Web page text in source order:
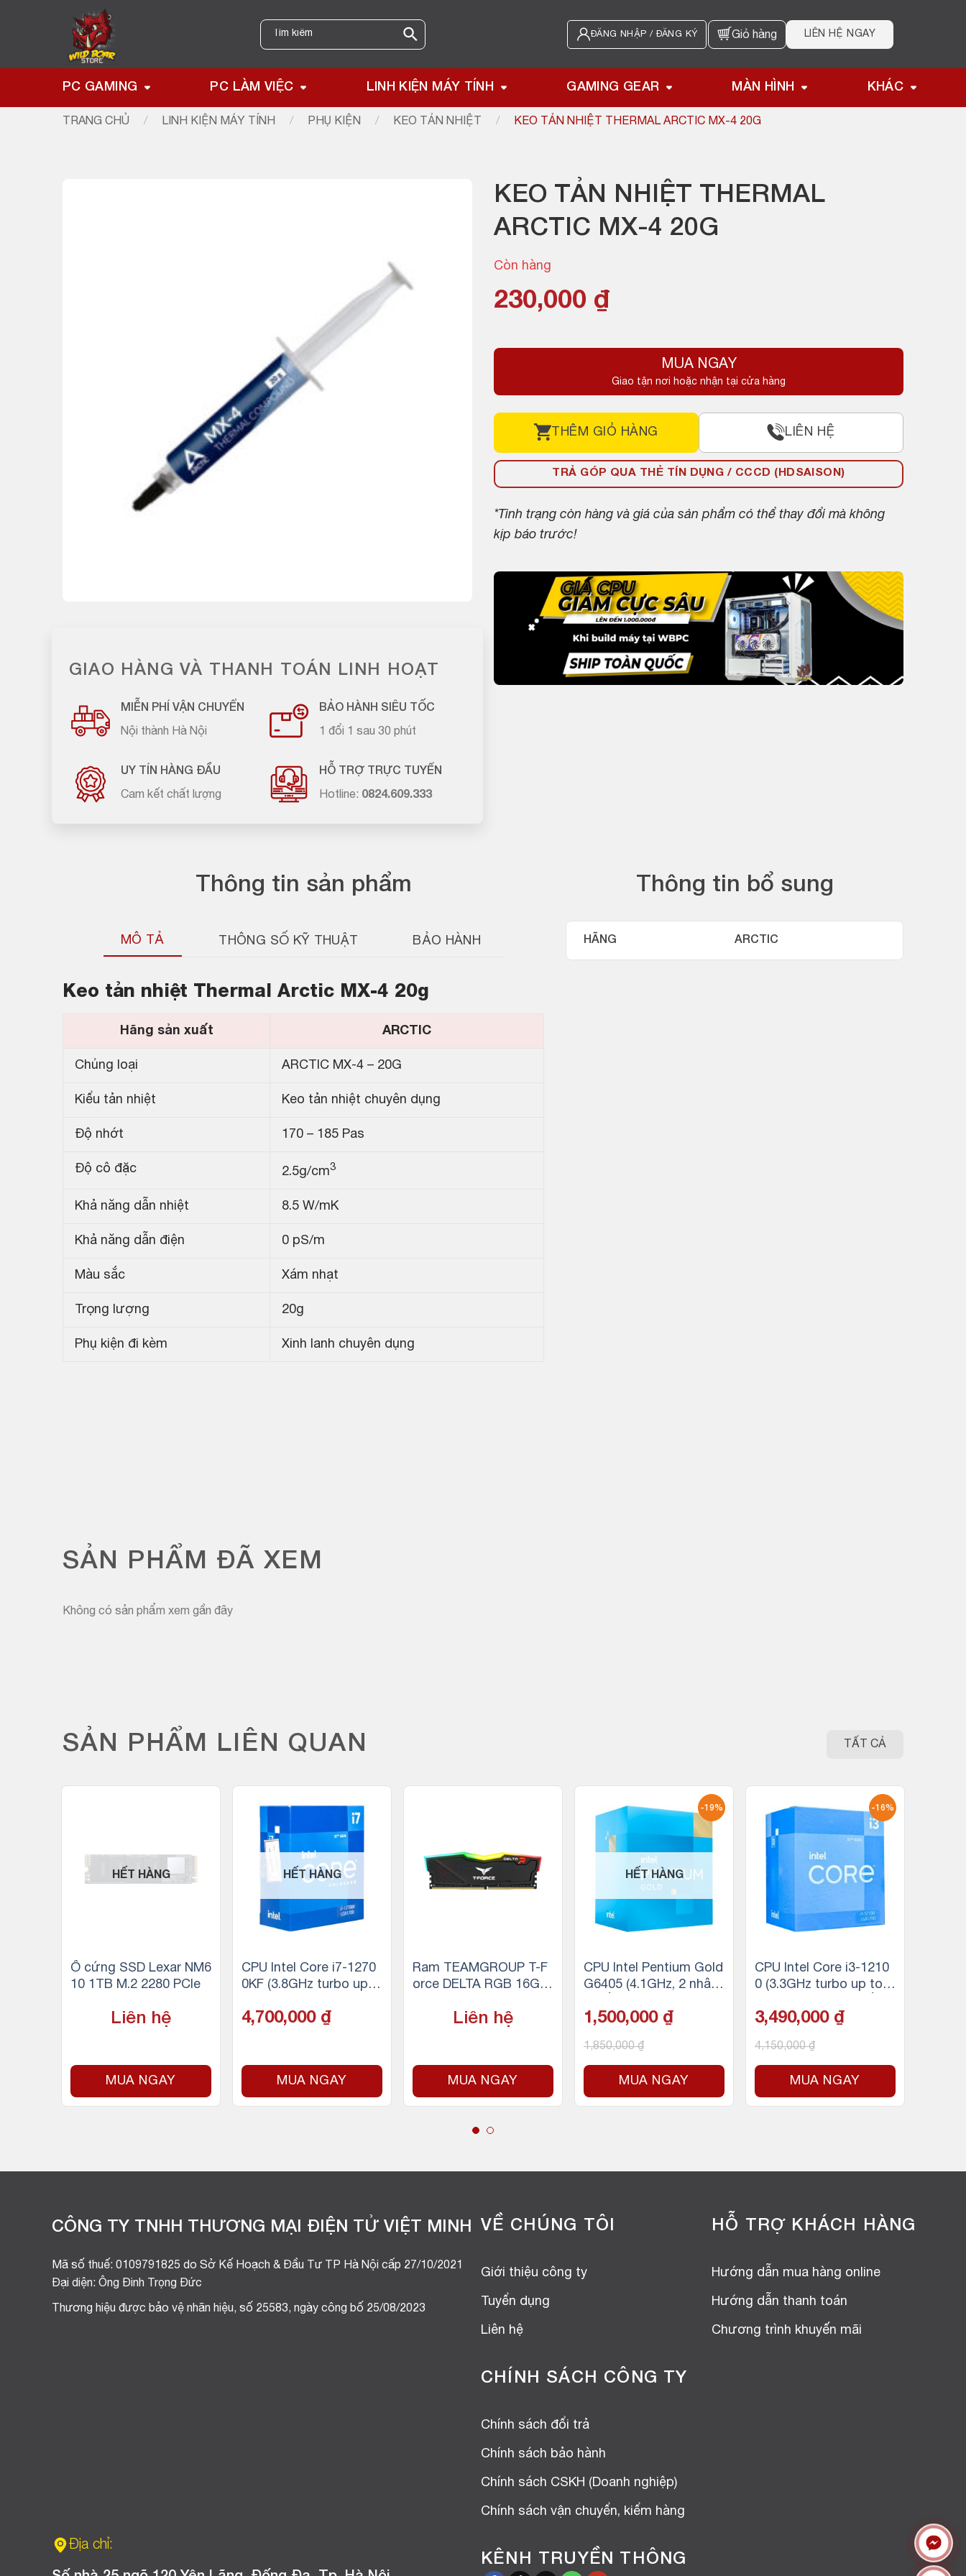
Tìm
kiếm:
ĐĂNG NHẬP / ĐĂNG KÝ Giỏ hàng LIÊN HỆ NGAY
PC GAMING PC LÀM VIỆC LINH KIỆN MÁY TÍNH GAMING GEAR MÀN HÌNH KHÁC
TRANG CHỦ / LINH KIỆN MÁY TÍNH / PHỤ KIỆN / KEO TẢN NHIỆT / KEO TẢN NHIỆT THERMAL ARCTIC MX-4 20G
GIAO HÀNG VÀ THANH TOÁN LINH HOẠT
MIỄN PHÍ VẬN CHUYỂN
Nội thành Hà Nội
BẢO HÀNH SIÊU TỐC
1 đổi 1 sau 30 phút
UY TÍN HÀNG ĐẦU
Cam kết chất lượng
HỖ TRỢ TRỰC TUYẾN
Hotline: 0824.609.333
KEO TẢN NHIỆT THERMAL
ARCTIC MX-4 20G
Còn hàng
230,000 ₫
MUA NGAY
Giao tận nơi hoặc nhận tại cửa hàng
THÊM GIỎ HÀNG LIÊN HỆ
TRẢ GÓP QUA THẺ TÍN DỤNG / CCCD (HDSAISON)
*Tình trạng còn hàng và giá của sản phẩm có thể thay đổi mà không
kịp báo trước!
Thông tin sản phẩm
MÔ TẢ THÔNG SỐ KỸ THUẬT BẢO HÀNH
Keo tản nhiệt Thermal Arctic MX-4 20g
Hãng sản xuất ARCTIC
Chủng loại ARCTIC MX-4 – 20G
Kiểu tản nhiệt Keo tản nhiệt chuyên dụng
Độ nhớt 170 – 185 Pas
Độ cô đặc 2.5g/cm3
Khả năng dẫn nhiệt 8.5 W/mK
Khả năng dẫn điện 0 pS/m
Màu sắc Xám nhạt
Trọng lượng 20g
Phụ kiện đi kèm Xinh lanh chuyên dụng
Thông tin bổ sung
HÃNG ARCTIC
SẢN PHẨM ĐÃ XEM
Không có sản phẩm xem gần đây
SẢN PHẨM LIÊN QUAN TẤT CẢ
HẾT HÀNG
Ổ cứng SSD Lexar NM6
10 1TB M.2 2280 PCIe
Liên hệ
MUA NGAY
HẾT HÀNG
CPU Intel Core i7-1270
0KF (3.8GHz turbo up t
ồng, 25MB Cache, 125
4,700,000 ₫
MUA NGAY
Ram TEAMGROUP T-F
orce DELTA RGB 16GB
Liên hệ
MUA NGAY
-19%
HẾT HÀNG
CPU Intel Pentium Gold
G6405 (4.1GHz, 2 nhân
W) – Socket Intel LGA 1
1,500,000 ₫
1,850,000₫
MUA NGAY
-16%
CPU Intel Core i3-1210
0 (3.3GHz turbo up to
12MB Cache, 58W)- So
3,490,000 ₫
4,150,000₫
MUA NGAY
CÔNG TY TNHH THƯƠNG MẠI ĐIỆN TỬ VIỆT MINH
Mã số thuế: 0109791825 do Sở Kế Hoạch & Đầu Tư TP Hà Nội cấp 27/10/2021
Đại diện: Ông Đinh Trọng Đức
Thương hiệu được bảo vệ nhãn hiệu, số 25583, ngày công bố 25/08/2023
Địa chỉ:
VỀ CHÚNG TÔI
Giới thiệu công ty
Tuyển dụng
Liên hệ
HỖ TRỢ KHÁCH HÀNG
Hướng dẫn mua hàng online
Hướng dẫn thanh toán
Chương trình khuyến mãi
CHÍNH SÁCH CÔNG TY
Chính sách đổi trả
Chính sách bảo hành
Chính sách CSKH (Doanh nghiệp)
Chính sách vận chuyển, kiểm hàng
KÊNH TRUYỀN THÔNG